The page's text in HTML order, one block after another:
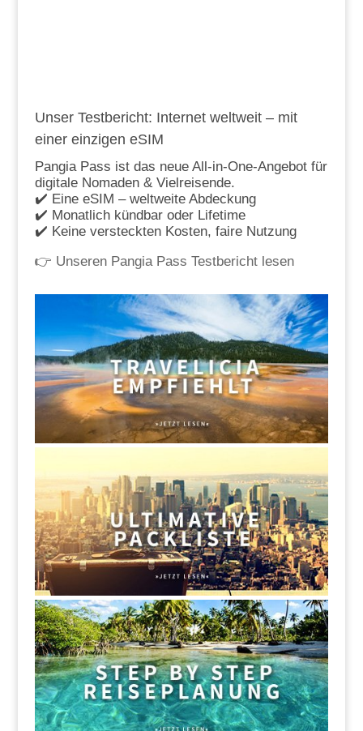
Unser Testbericht: Internet weltweit – mit
einer einzigen eSIM
Pangia Pass ist das neue All-in-One-Angebot für
digitale Nomaden & Vielreisende.
✔️ Eine eSIM – weltweite Abdeckung
✔️ Monatlich kündbar oder Lifetime
✔️ Keine versteckten Kosten, faire Nutzung
👉 Unseren Pangia Pass Testbericht lesen